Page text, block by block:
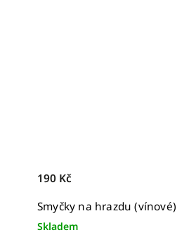
Smyčky na hrazdu (vínové)
Skladem
190 Kč